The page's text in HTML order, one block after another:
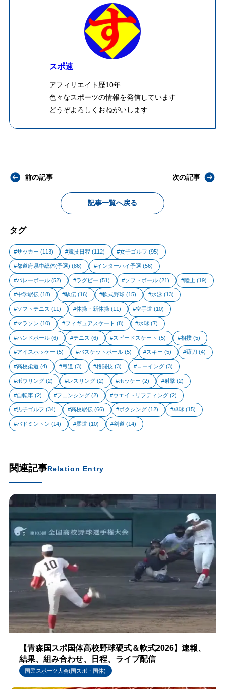
スポ速
アフィリエイト歴10年
色々なスポーツの情報を発信しています
どうぞよろしくおねがいします
前の記事
記事一覧へ戻る
次の記事
タグ
サッカー (113) 競技日程 (112) 女子ゴルフ (95)
都道府県中総体(予選) (86) インターハイ予選 (56)
バレーボール (52) ラグビー (51) ソフトボール (21) 陸上 (19)
中学駅伝 (18) 駅伝(16) 軟式野球 (15) 水泳 (13)
ソフトテニス (11) 体操・新体操(11) 空手道 (10)
マラソン (10) フィギュアスケート (8) 水球 (7)
ハンドボール (6) テニス (6) スピードスケート (5) 相撲(5)
アイスホッケー (5) バスケットボール(5) スキー (5) 薙刀 (4)
高校柔道 (4) 弓道 (3) 格闘技 (3) ローイング(3)
ボウリング (2) レスリング(2) ホッケー (2) 射撃(2)
自転車 (2) フェンシング(2) ウエイトリフティング (2)
男子ゴルフ (34) 高校駅伝(66) ボクシング (12) 卓球(15)
バドミントン (14) 柔道 (10) 剣道 (14)
関連記事Relation Entry
【青森国スポ国体高校野球硬式＆軟式2026】速報、
結果、組み合わせ、日程、ライブ配信
国民スポーツ大会(国スポ・国体)